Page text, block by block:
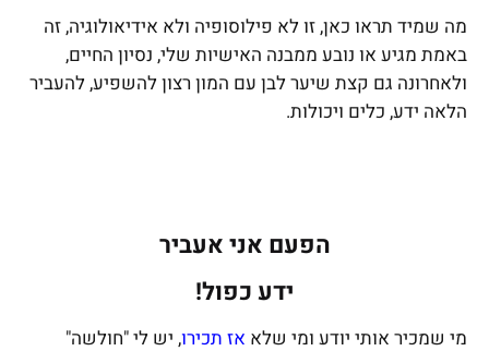
מה שמיד תראו כאן, זו לא פילוסופיה ולא אידיאולוגיה, זה
באמת מגיע או נובע ממבנה האישיות שלי, נסיון החיים,
ולאחרונה גם קצת שיער לבן עם המון רצון להשפיע, להעביר
הלאה ידע, כלים ויכולות.
הפעם אני אעביר
ידע כפול!
מי שמכיר אותי יודע ומי שלא אז תכירו, יש לי "חולשה"